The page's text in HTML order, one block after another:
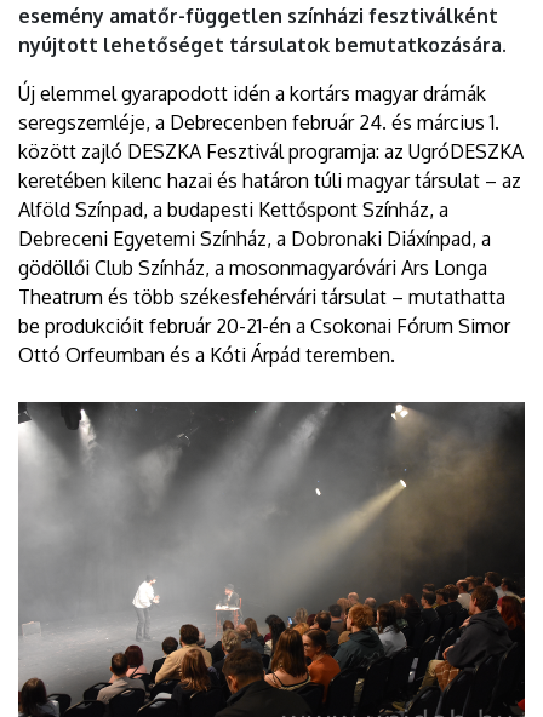
esemény amatőr-független színházi fesztiválként
nyújtott lehetőséget társulatok bemutatkozására.
Új elemmel gyarapodott idén a kortárs magyar drámák
seregszemléje, a Debrecenben február 24. és március 1.
között zajló DESZKA Fesztivál programja: az UgróDESZKA
keretében kilenc hazai és határon túli magyar társulat – az
Alföld Színpad, a budapesti Kettőspont Színház, a
Debreceni Egyetemi Színház, a Dobronaki Diáxínpad, a
gödöllői Club Színház, a mosonmagyaróvári Ars Longa
Theatrum és több székesfehérvári társulat – mutathatta
be produkcióit február 20-21-én a Csokonai Fórum Simor
Ottó Orfeumban és a Kóti Árpád teremben.